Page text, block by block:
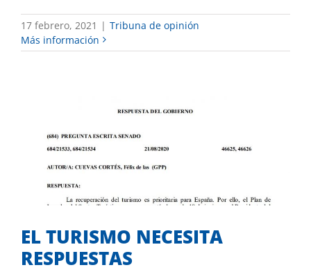
17 febrero, 2021 | Tribuna de opinión
Más información
EL TURISMO NECESITA
RESPUESTAS